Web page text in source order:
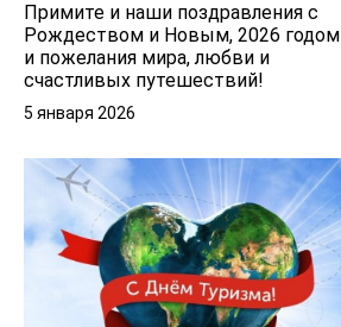
Примите и наши поздравления с
Рождеством и Новым, 2026 годом
и пожелания мира, любви и
счастливых путешествий!
5 января 2026